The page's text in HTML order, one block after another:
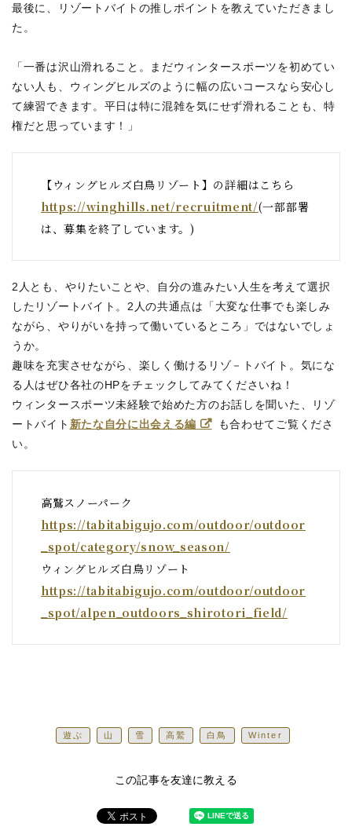
最後に、リゾートバイトの推しポイントを教えていただきまし
た。
「一番は沢山滑れること。まだウィンタースポーツを初めてい
ない人も、ウィングヒルズのように幅の広いコースなら安心し
て練習できます。平日は特に混雑を気にせず滑れることも、特
権だと思っています！」
【ウィングヒルズ白鳥リゾート】の詳細はこちら
https://winghills.net/recruitment/(一部部署
は、募集を終了しています。)
2人とも、やりたいことや、自分の進みたい人生を考えて選択
したリゾートバイト。2人の共通点は「大変な仕事でも楽しみ
ながら、やりがいを持って働いているところ」ではないでしょ
うか。
趣味を充実させながら、楽しく働けるリゾ－トバイト。気にな
る人はぜひ各社のHPをチェックしてみてくださいね！
ウィンタースポーツ未経験で始めた方のお話しを聞いた、リゾ
ートバイト 新たな自分に出会える編
も合わせてご覧くださ
い。
高鷲スノーパーク
https://tabitabigujo.com/outdoor/outdoor
_spot/category/snow_season/
ウィングヒルズ白鳥リゾート
https://tabitabigujo.com/outdoor/outdoor
_spot/alpen_outdoors_shirotori_field/
遊ぶ 山 雪 高鷲 白鳥 Winter
この記事を友達に教える